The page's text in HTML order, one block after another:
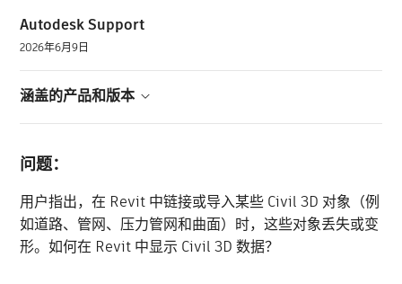
Autodesk Support
2026年6月9日
涵盖的产品和版本
问题：
用户指出，在 Revit 中链接或导入某些 Civil 3D 对象（例
如道路、管网、压力管网和曲面）时，这些对象丢失或变
形。如何在 Revit 中显示 Civil 3D 数据？